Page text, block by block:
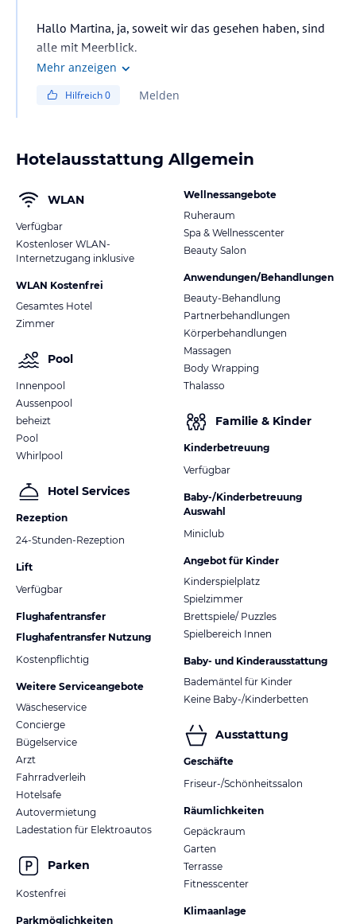
Hallo Martina, ja, soweit wir das gesehen haben, sind
alle mit Meerblick.
Mehr anzeigen
Hilfreich0 Melden
Hotelausstattung Allgemein
WLAN
Verfügbar
Kostenloser WLAN-
Internetzugang inklusive
WLAN Kostenfrei
Gesamtes Hotel
Zimmer
Pool
Innenpool
Aussenpool
beheizt
Pool
Whirlpool
Hotel Services
Rezeption
24-Stunden-Rezeption
Lift
Verfügbar
Flughafentransfer
Flughafentransfer Nutzung
Kostenpflichtig
Weitere Serviceangebote
Wäscheservice
Concierge
Bügelservice
Arzt
Fahrradverleih
Hotelsafe
Autovermietung
Ladestation für Elektroautos
Parken
Kostenfrei
Parkmöglichkeiten
Wellnessangebote
Ruheraum
Spa & Wellnesscenter
Beauty Salon
Anwendungen/Behandlungen
Beauty-Behandlung
Partnerbehandlungen
Körperbehandlungen
Massagen
Body Wrapping
Thalasso
Familie & Kinder
Kinderbetreuung
Verfügbar
Baby-/Kinderbetreuung
Auswahl
Miniclub
Angebot für Kinder
Kinderspielplatz
Spielzimmer
Brettspiele/ Puzzles
Spielbereich Innen
Baby- und Kinderausstattung
Bademäntel für Kinder
Keine Baby-/Kinderbetten
Ausstattung
Geschäfte
Friseur-/Schönheitssalon
Räumlichkeiten
Gepäckraum
Garten
Terrasse
Fitnesscenter
Klimaanlage